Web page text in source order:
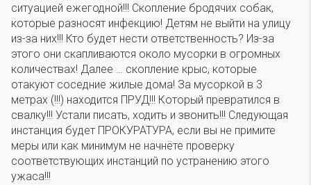
ситуацией ежегодной!!! Скопление бродячих собак,
которые разносят инфекцию! Детям не выйти на улицу
из-за них!!! Кто будет нести ответственность? Из-за
этого они скапливаются около мусорки в огромных
количествах! Далее … скопление крыс, которые
отакуют соседние жилые дома! За мусоркой в 3
метрах (!!!) находится ПРУД!!! Который превратился в
свалку!!! Устали писать, ходить и звонить!!! Следующая
инстанция будет ПРОКУРАТУРА, если вы не примите
меры или как минимум не начнёте проверку
соответствующих инстанций по устранению этого
ужаса!!!